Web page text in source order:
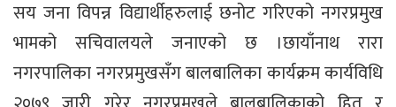
सय जना विपन्न विद्यार्थीहरुलाई छनोट गरिएको नगरप्रमुख
भामको सचिवालयले जनाएको छ ।छायाँनाथ रारा
नगरपालिका नगरप्रमुखसँग बालबालिका कार्यक्रम कार्यविधि